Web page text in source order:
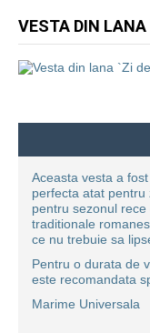
VESTA DIN LANA
Aceasta vesta a
perfecta atat
pentru sezonul
traditionale
ce nu trebuie sa
Pentru o durata de
este recomandata
Marime Universala